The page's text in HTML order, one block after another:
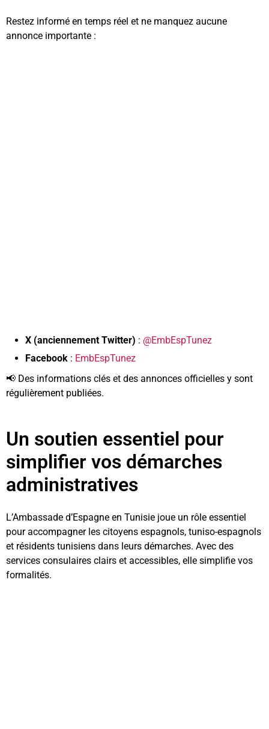
Restez informé en temps réel et ne manquez aucune
annonce importante :
X (anciennement Twitter) : @EmbEspTunez
Facebook : EmbEspTunez
📢 Des informations clés et des annonces officielles y sont
régulièrement publiées.
Un soutien essentiel pour
simplifier vos démarches
administratives
L’Ambassade d’Espagne en Tunisie joue un rôle essentiel
pour accompagner les citoyens espagnols, tuniso-espagnols
et résidents tunisiens dans leurs démarches. Avec des
services consulaires clairs et accessibles, elle simplifie vos
formalités.